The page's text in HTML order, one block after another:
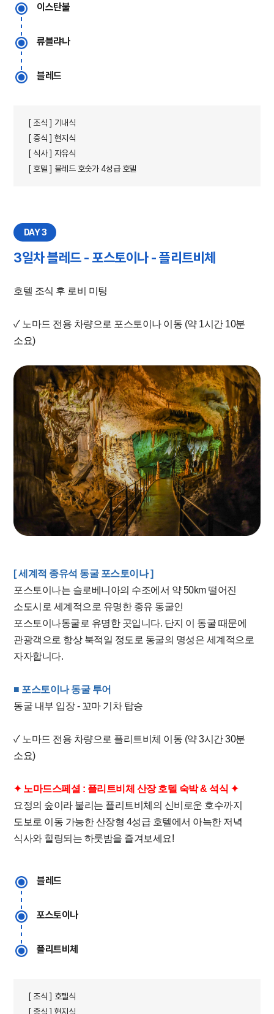
이스탄불
류블랴나
블레드
[ 조식 ] 기내식
[ 중식 ] 현지식
[ 식사 ] 자유식
[ 호텔 ] 블레드 호숫가 4성급 호텔
DAY 3
3일차 블레드 - 포스토이나 - 플리트비체
호텔 조식 후 로비 미팅
✓ 노마드 전용 차량으로 포스토이나 이동 (약 1시간 10분
소요)
[ 세계적 종유석 동굴 포스토이나 ]
포스토이나는 슬로베니아의 수조에서 약 50km 떨어진
소도시로 세계적으로 유명한 종유 동굴인
포스토이나동굴로 유명한 곳입니다. 단지 이 동굴 때문에
관광객으로 항상 북적일 정도로 동굴의 명성은 세계적으로
자자합니다.
■ 포스토이나 동굴 투어
동굴 내부 입장 - 꼬마 기차 탑승
✓ 노마드 전용 차량으로 플리트비체 이동 (약 3시간 30분
소요)
✦ 노마드스페셜 : 플리트비체 산장 호텔 숙박 & 석식 ✦
요정의 숲이라 불리는 플리트비체의 신비로운 호수까지
도보로 이동 가능한 산장형 4성급 호텔에서 아늑한 저녁
식사와 힐링되는 하룻밤을 즐겨보세요!
블레드
포스토이나
플리트비체
[ 조식 ] 호텔식
[ 중식 ] 현지식